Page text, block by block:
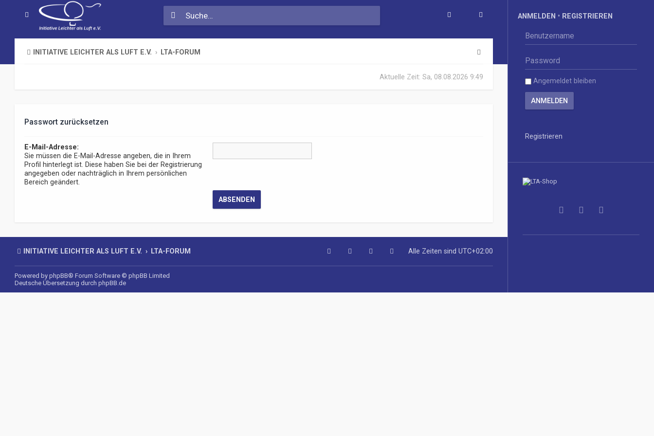
INITIATIVE LEICHTER ALS LUFT E.V. LTA-FORUM
Aktuelle Zeit: Sa, 08.08.2026 9:49
Passwort zurücksetzen
E-Mail-Adresse:
Sie müssen die E-Mail-Adresse angeben, die in Ihrem
Profil hinterlegt ist. Diese haben Sie bei der Registrierung
angegeben oder nachträglich in Ihrem persönlichen
Bereich geändert.
INITIATIVE LEICHTER ALS LUFT E.V. LTA-FORUM Alle Zeiten sind UTC+02:00
Powered by phpBB® Forum Software © phpBB Limited
Deutsche Übersetzung durch phpBB.de
ANMELDEN • REGISTRIEREN
Angemeldet bleiben
Registrieren